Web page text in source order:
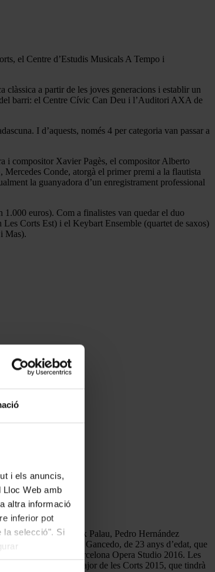
i els anuncis,
Web amb
altra informació
inferior pot
la selecció". Si
el Centre d’Estudis Musicals A Tempo i
a partir de les joves generacions i establir un
barri: el Centre Cívic Can Deu i l’Auditori AXA de
I d’aquests, només 4 per categoria van passar a
i compositor Xavier Pagès, el compositor Alberto
Conde, atorgà el primer premi a la flautista
la guanyadora d’un enregistrament professional
euros). Com a finalistes van quedar el duo
Corts Est) i el Keybart Ensemble (quartet de saxos)
Mas).
el crític musical Aleix Palau, Pedro Hernández
Mercedes Gancedo, de 23 anys d’edat, que
participar en el Barcelona Opera Studio 2016. Les
de la Festa Major de les Corts 2015, que tindrà